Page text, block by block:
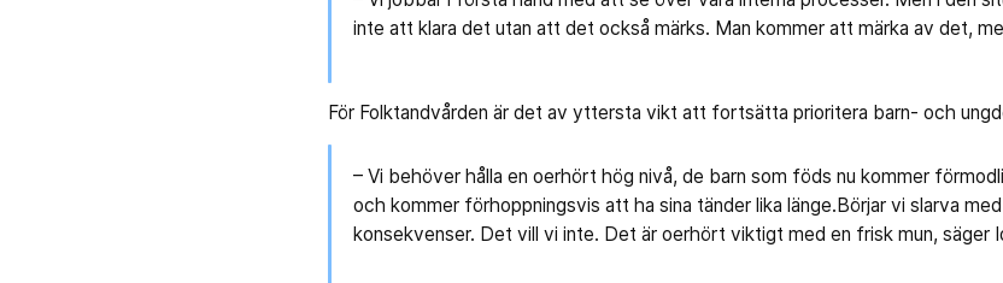
inte att klara det utan att det också märks. Man kommer att märka av det,
För Folktandvården är det av yttersta vikt att fortsätta prioritera barn- och
– Vi behöver hålla en oerhört hög nivå, de barn som föds nu kommer
och kommer förhoppningsvis att ha sina tänder lika länge.Börjar vi slarva
konsekvenser. Det vill vi inte. Det är oerhört viktigt med en frisk mun, säger